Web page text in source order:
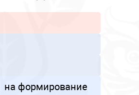
на формирование